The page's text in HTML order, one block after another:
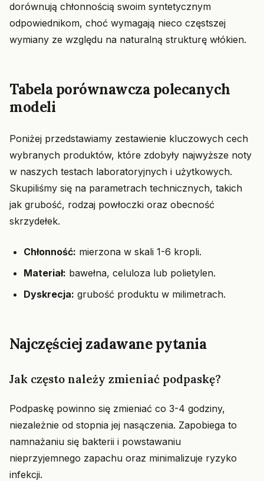
dorównują chłonnością swoim syntetycznym
odpowiednikom, choć wymagają nieco częstszej
wymiany ze względu na naturalną strukturę włókien.
Tabela porównawcza polecanych
modeli
Poniżej przedstawiamy zestawienie kluczowych cech
wybranych produktów, które zdobyły najwyższe noty
w naszych testach laboratoryjnych i użytkowych.
Skupiliśmy się na parametrach technicznych, takich
jak grubość, rodzaj powłoczki oraz obecność
skrzydełek.
Chłonność: mierzona w skali 1-6 kropli.
Materiał: bawełna, celuloza lub polietylen.
Dyskrecja: grubość produktu w milimetrach.
Najczęściej zadawane pytania
Jak często należy zmieniać podpaskę?
Podpaskę powinno się zmieniać co 3-4 godziny,
niezależnie od stopnia jej nasączenia. Zapobiega to
namnażaniu się bakterii i powstawaniu
nieprzyjemnego zapachu oraz minimalizuje ryzyko
infekcji.